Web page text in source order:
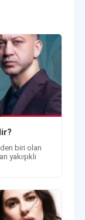
biri olan
yakışıklı